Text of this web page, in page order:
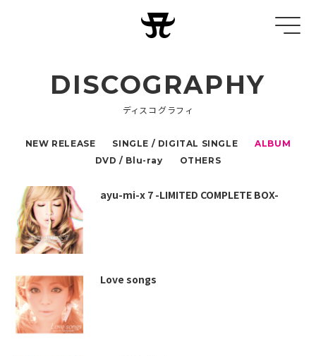
DISCOGRAPHY
ディスコグラフィ
NEW RELEASE SINGLE / DIGITAL SINGLE
ALBUM
DVD / Blu-ray
OTHERS
ayu-mi-x 7 -LIMITED COMPLETE BOX-
Love songs